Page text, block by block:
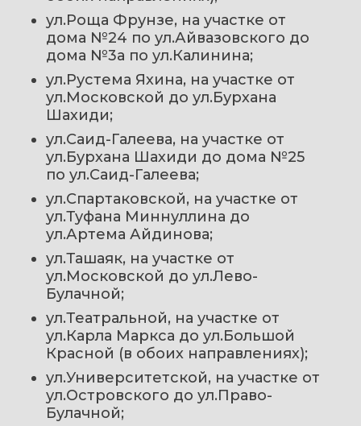
ул.Роща Фрунзе, на участке от
дома №24 по ул.Айвазовского до
дома №3а по ул.Калинина;
ул.Рустема Яхина, на участке от
ул.Московской до ул.Бурхана
Шахиди;
ул.Саид-Галеева, на участке от
ул.Бурхана Шахиди до дома №25
по ул.Саид-Галеева;
ул.Спартаковской, на участке от
ул.Туфана Миннуллина до
ул.Артема Айдинова;
ул.Ташаяк, на участке от
ул.Московской до ул.Лево-
Булачной;
ул.Театральной, на участке от
ул.Карла Маркса до ул.Большой
Красной (в обоих направлениях);
ул.Университетской, на участке от
ул.Островского до ул.Право-
Булачной;